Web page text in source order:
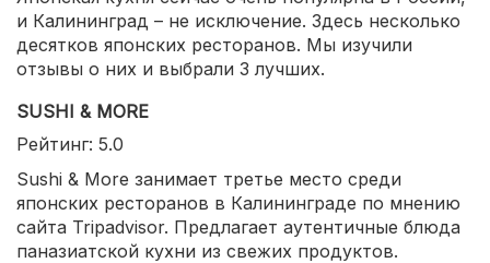
и Калининград – не исключение. Здесь несколько
десятков японских ресторанов. Мы изучили
отзывы о них и выбрали 3 лучших.
SUSHI & MORE
Рейтинг: 5.0
Sushi & More занимает третье место среди
японских ресторанов в Калининграде по мнению
сайта Tripadvisor. Предлагает аутентичные блюда
паназиатской кухни из свежих продуктов.